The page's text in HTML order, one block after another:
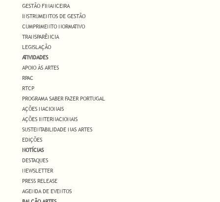
GESTÃO FINANCEIRA
INSTRUMENTOS DE GESTÃO
CUMPRIMENTO NORMATIVO
TRANSPARÊNCIA
LEGISLAÇÃO
ATIVIDADES
APOIO ÀS ARTES
RPAC
RTCP
PROGRAMA SABER FAZER PORTUGAL
AÇÕES NACIONAIS
AÇÕES INTERNACIONAIS
SUSTENTABILIDADE NAS ARTES
EDIÇÕES
NOTÍCIAS
DESTAQUES
NEWSLETTER
PRESS RELEASE
AGENDA DE EVENTOS